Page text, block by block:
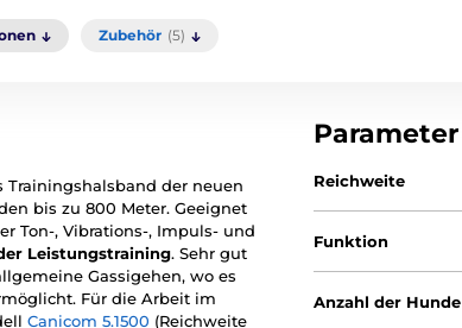
Zubehör (5)
Trainingshalsband der neuen
bis zu 800 Meter. Geeignet
Ton-, Vibrations-, Impuls- und
Leistungstraining. Sehr gut
Gassigehen, wo es
Für die Arbeit im
Canicom 5.1500 (Reichweite
Parameter
Reichweite
Funktion
Anzahl der Hunde